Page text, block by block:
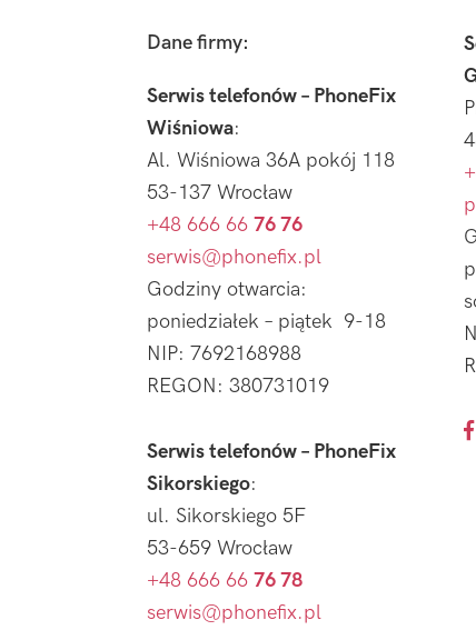
Dane firmy:
Serwis telefonów – PhoneFix
Wiśniowa:
Al. Wiśniowa 36A pokój 118
53-137 Wrocław
+48 666 66 76 76
serwis@phonefix.pl
Godziny otwarcia:
poniedziałek – piątek 9-18
NIP: 7692168988
REGON: 380731019
Serwis telefonów – PhoneFix
Sikorskiego:
ul. Sikorskiego 5F
53-659 Wrocław
+48 666 66 76 78
serwis@phonefix.pl